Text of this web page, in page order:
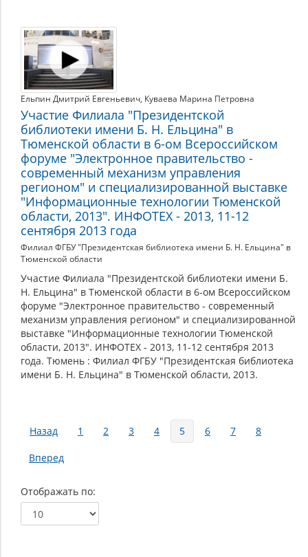
Ельпин Дмитрий Евгеньевич, Куваева Марина Петровна
Участие Филиала "Президентской
библиотеки имени Б. Н. Ельцина" в
Тюменской области в 6-ом Всероссийском
форуме "Электронное правительство -
современный механизм управления
регионом" и специализированной выставке
"Информационные технологии Тюменской
области, 2013". ИНФОТЕХ - 2013, 11-12
сентября 2013 года
Филиал ФГБУ "Президентская библиотека имени Б. Н. Ельцина" в
Тюменской области
Участие Филиала "Президентской библиотеки имени Б.
Н. Ельцина" в Тюменской области в 6-ом Всероссийском
форуме "Электронное правительство - современный
механизм управления регионом" и специализированной
выставке "Информационные технологии Тюменской
области, 2013". ИНФОТЕХ - 2013, 11-12 сентября 2013
года. Тюмень : Филиал ФГБУ "Президентская библиотека
имени Б. Н. Ельцина" в Тюменской области, 2013.
Страницы
Назад 1 2 3 4 5 6 7 8
Вперед
Отображать по